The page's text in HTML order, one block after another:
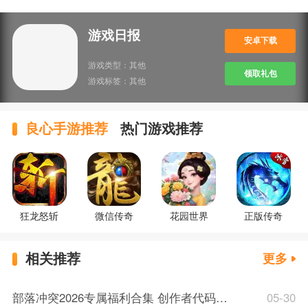
游戏日报
游戏类型： 其他
游戏标签： 其他
安卓下载
领取礼包
良心手游推荐 热门游戏推荐
狂龙怒斩 微信传奇 花园世界 正版传奇
相关推荐 更多
部落冲突2026专属福利合集 创作者代码礼包福利领取大全 05-30